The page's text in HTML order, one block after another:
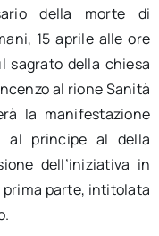
della morte di
15 aprile alle ore
sagrato della chiesa
al rione Sanità
la manifestazione
al principe al della
dell’iniziativa in
prima parte, intitolata